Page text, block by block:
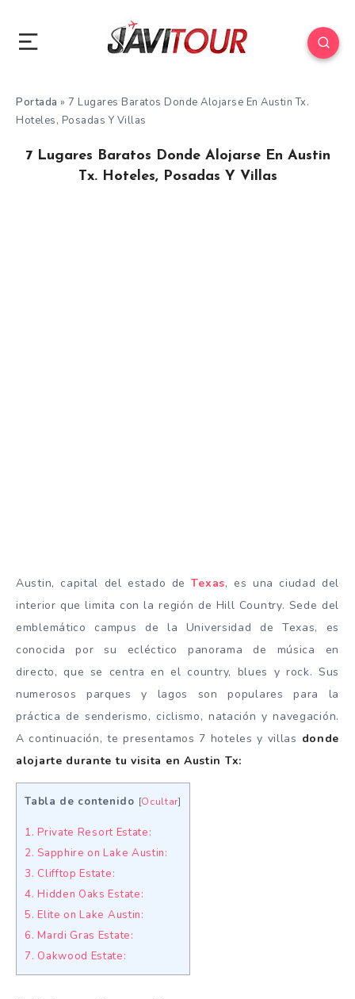
Portada » 7 Lugares Baratos Donde Alojarse En Austin Tx.
Hoteles, Posadas Y Villas
7 Lugares Baratos Donde Alojarse En Austin
Tx. Hoteles, Posadas Y Villas
Austin, capital del estado deTexas, es una ciudad del
interior que limita con la región de Hill Country. Sede del
emblemático campus de la Universidad de Texas, es
conocida por su ecléctico panorama de música en
directo, que se centra en el country, blues y rock. Sus
numerosos parques y lagos son populares para la
práctica de senderismo, ciclismo, natación y navegación.
A continuación, te presentamos 7 hoteles y villas donde
alojarte durante tu visita en Austin Tx:
Tabla de contenido [Ocultar]
1. Private Resort Estate:
2. Sapphire on Lake Austin:
3. Clifftop Estate:
4. Hidden Oaks Estate:
5. Elite on Lake Austin:
6. Mardi Gras Estate:
7. Oakwood Estate: